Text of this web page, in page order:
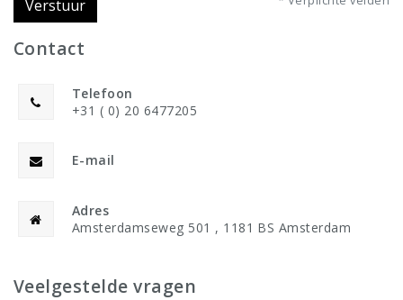
Verstuur
Contact
Telefoon
+31 ( 0) 20 6477205
E-mail
Adres
Amsterdamseweg 501 , 1181 BS Amsterdam
Veelgestelde vragen